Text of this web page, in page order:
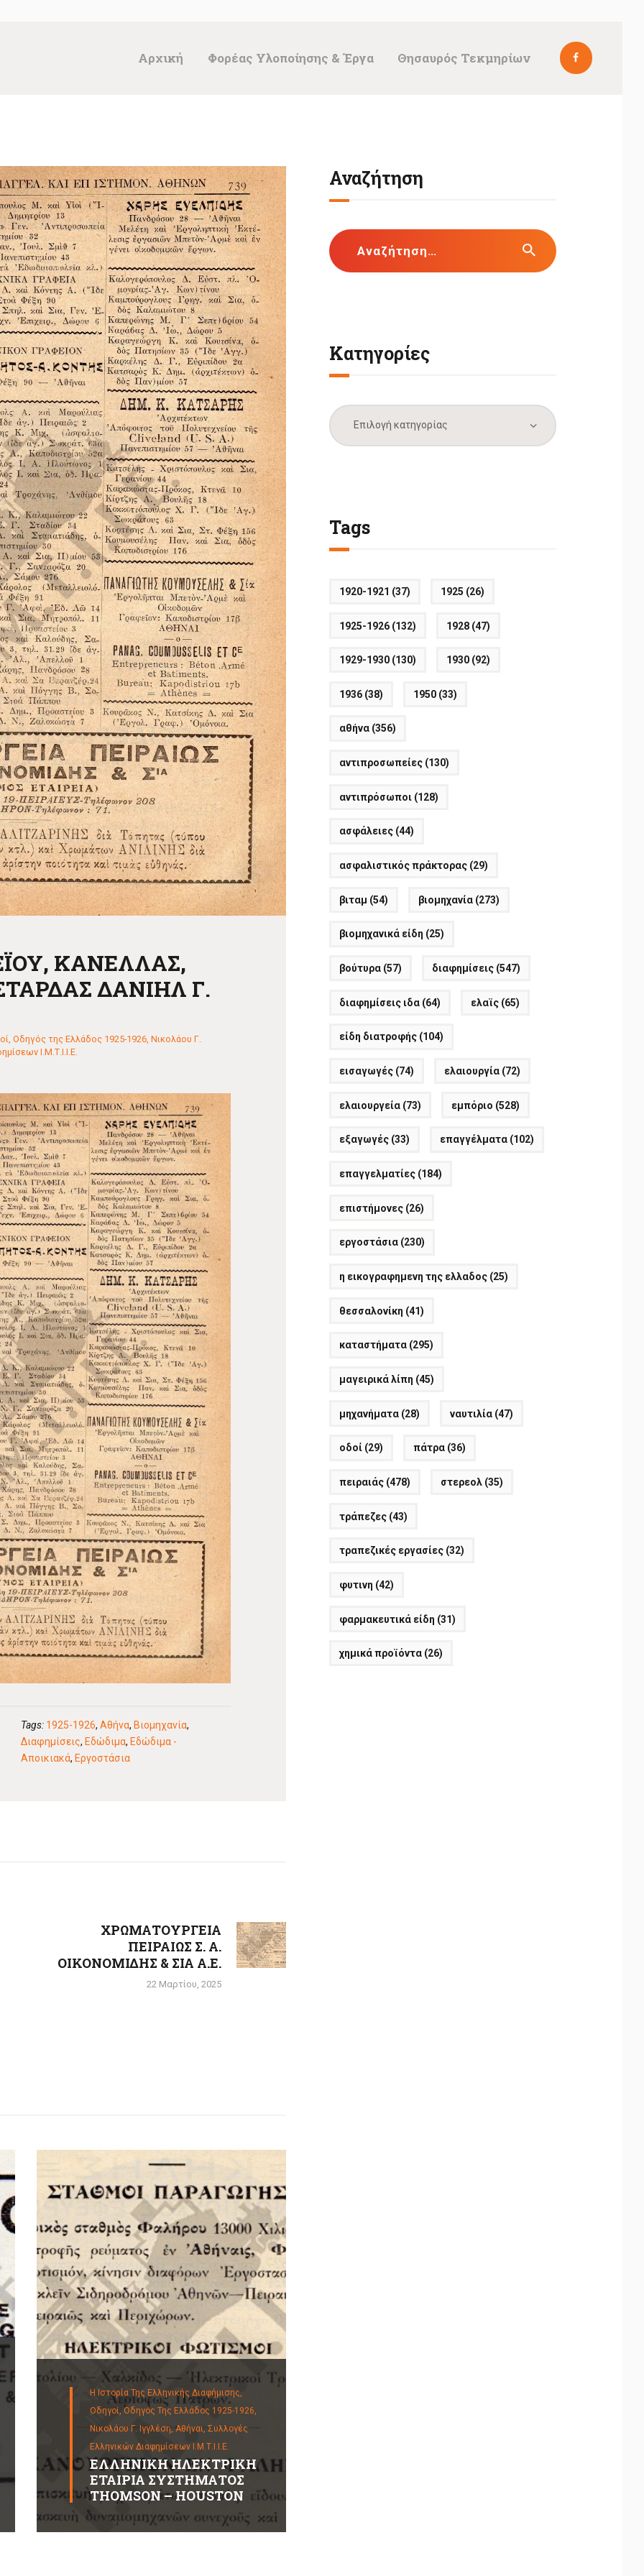
Αρχική Φορέας Υλοποίησης & Έργα Θησαυρός Τεκμηρίων
ΘΗΣΑΥΡΌΣ
ΤΕΚΜΗΡΊΩΝ
ΚΑΝΕΛΛΑΣ,
ΔΑΝΙΗΛ Γ.
,Οδηγός της Ελλάδος 1925-1926, Νικολάου Γ.
Ι.Μ.Τ.Ι.Ι.Ε.
Tags: 1925-1926, Αθήνα, Βιομηχανία,
Διαφημίσεις, Εδώδιμα, Εδώδιμα -
Αποικιακά, Εργοστάσια
Next
post:
ΧΡΩΜΑΤΟΥΡΓΕΙΑ
ΠΕΙΡΑΙΩΣ Σ. Α.
ΟΙΚΟΝΟΜΙΔΗΣ & ΣΙΑ Α.Ε.
22 Μαρτίου, 2025
Η Ιστορία Της Ελληνικής Διαφήμισης,
Οδηγοί, Οδηγός Της Ελλάδος 1925-1926,
Νικολάου Γ. Ιγγλέση, Αθήναι, Συλλογές
Ελληνικών Διαφημίσεων Ι.Μ.Τ.Ι.Ι.Ε.
ΕΛΛΗΝΙΚΗ ΗΛΕΚΤΡΙΚΗ
ΕΤΑΙΡΙΑ ΣΥΣΤΗΜΑΤΟΣ
THOMSON – HOUSTON
Αναζήτηση
Αναζήτηση
για:
Κατηγορίες
Κατηγορίες
Tags
1920-1921 (37) 1925 (26)
1925-1926 (132) 1928 (47)
1929-1930 (130) 1930 (92)
1936 (38) 1950 (33)
αθήνα (356)
αντιπροσωπείες (130)
αντιπρόσωποι (128)
ασφάλειες (44)
ασφαλιστικός πράκτορας (29)
βιταμ (54) βιομηχανία (273)
βιομηχανικά είδη (25)
βούτυρα (57) διαφημίσεις (547)
διαφημίσεις ιδα (64) ελαϊς (65)
είδη διατροφής (104)
εισαγωγές (74) ελαιουργία (72)
ελαιουργεία (73) εμπόριο (528)
εξαγωγές (33) επαγγέλματα (102)
επαγγελματίες (184)
επιστήμονες (26)
εργοστάσια (230)
η εικογραφημενη της ελλαδος (25)
θεσσαλονίκη (41)
καταστήματα (295)
μαγειρικά λίπη (45)
μηχανήματα (28) ναυτιλία (47)
οδοί (29) πάτρα (36)
πειραιάς (478) στερεολ (35)
τράπεζες (43)
τραπεζικές εργασίες (32)
φυτινη (42)
φαρμακευτικά είδη (31)
χημικά προϊόντα (26)